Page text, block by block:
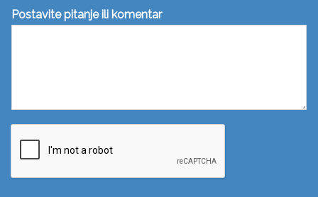
Postavite pitanje ili komentar